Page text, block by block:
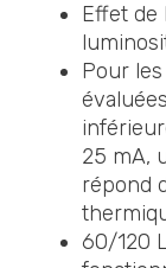
Effet de
Pour
25 mA,
répond
60/120